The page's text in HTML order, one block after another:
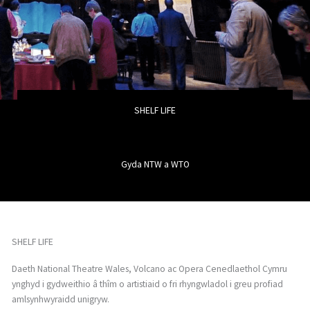
SHELF LIFE
Gyda NTW a WTO
SHELF LIFE
Daeth National Theatre Wales, Volcano ac Opera Cenedlaethol Cymru
ynghyd i gydweithio â thîm o artistiaid o fri rhyngwladol i greu profiad
amlsynhwyraidd unigryw.